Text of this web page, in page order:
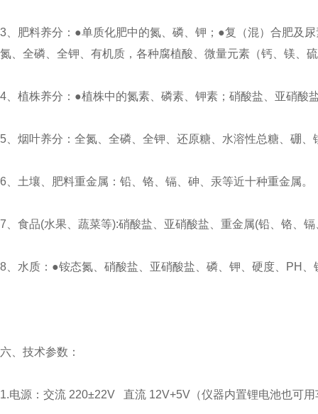
3、肥料养分：●单质化肥中的氮、磷、钾；●复（混）合肥及
氮、全磷、全钾、有机质，各种腐植酸、微量元素（钙、镁、
4、植株养分：●植株中的氮素、磷素、钾素；硝酸盐、亚硝酸
5、烟叶养分：全氮、全磷、全钾、还原糖、水溶性总糖、硼
6、土壤、肥料重金属：铅、铬、镉、砷、汞等近十种重金属。
7、食品(水果、蔬菜等):硝酸盐、亚硝酸盐、重金属(铅、铬、
8、水质：●铵态氮、硝酸盐、亚硝酸盐、磷、钾、硬度、PH
六、技术参数：
1.电源：交流 220±22V 直流 12V+5V（仪器内置锂电池也可用